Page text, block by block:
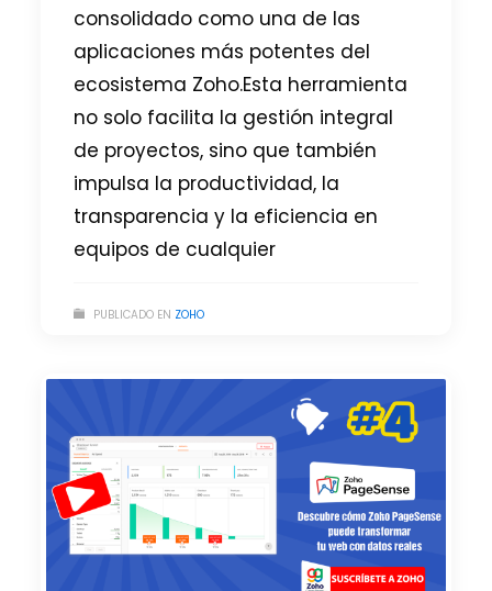
consolidado como una de las
aplicaciones más potentes del
ecosistema Zoho.Esta herramienta
no solo facilita la gestión integral
de proyectos, sino que también
impulsa la productividad, la
transparencia y la eficiencia en
equipos de cualquier
PUBLICADO EN ZOHO